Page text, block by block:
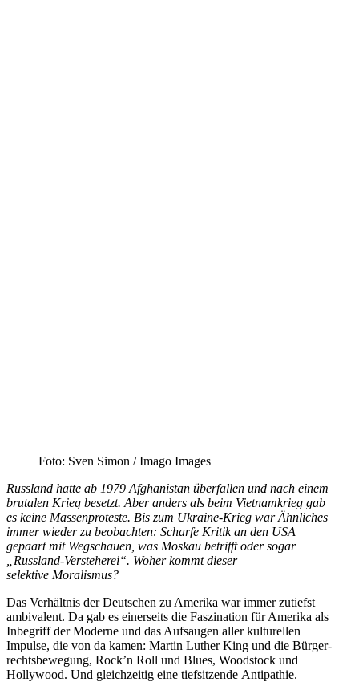
Foto: Sven Simon /​ Imago Images
Russland hatte ab 1979 Afgha­nistan überfallen und nach einem
brutalen Krieg besetzt. Aber anders als beim Vietnam­krieg gab
es keine Massen­pro­teste. Bis zum Ukraine-Krieg war Ähnliches
immer wieder zu beobachten: Scharfe Kritik an den USA
gepaart mit Wegschauen, was Moskau betrifft oder sogar
„Russland-Verste­herei“. Woher kommt dieser
selektive Moralismus?
Das Verhältnis der Deutschen zu Amerika war immer zutiefst
ambivalent. Da gab es einer­seits die Faszi­nation für Amerika als
Inbegriff der Moderne und das Aufsaugen aller kultu­rellen
Impulse, die von da kamen: Martin Luther King und die Bürger­
rechts­be­wegung, Rock’n Roll und Blues, Woodstock und
Hollywood. Und gleich­zeitig eine tiefsit­zende Antipathie.